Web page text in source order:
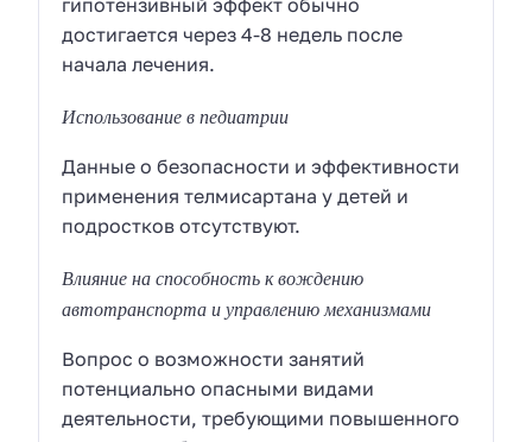
гипотензивный эффект обычно
достигается через 4-8 недель после
начала лечения.
Использование в педиатрии
Данные о безопасности и эффективности
применения телмисартана у детей и
подростков отсутствуют.
Влияние на способность к вождению
автотранспорта и управлению механизмами
Вопрос о возможности занятий
потенциально опасными видами
деятельности, требующими повышенного